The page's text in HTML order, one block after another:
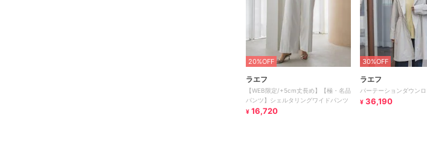
20%OFF
ラエフ
【WEB限定/+5cm丈長め】【極・名品
パンツ】シェルタリングワイドパンツ
¥ 16,720
30%OFF
ラエフ
パーテーションダウン
¥ 36,190